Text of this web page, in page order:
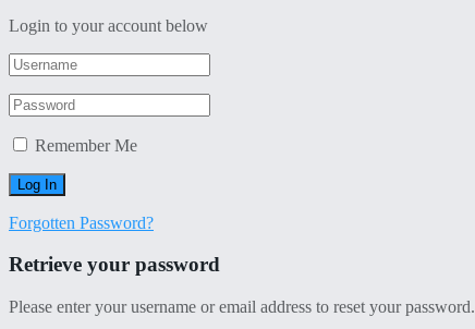
Login to your account below
Remember Me
Forgotten Password?
Retrieve your password
Please enter your username or email address to reset your password.